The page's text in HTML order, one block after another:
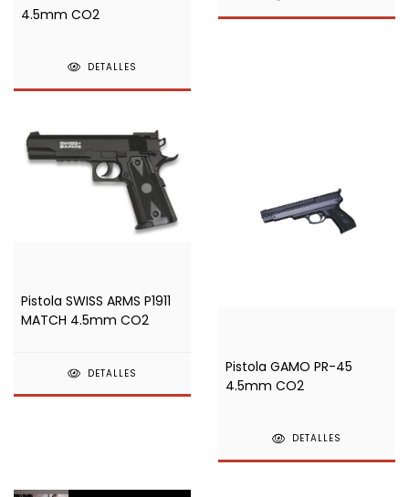
4.5mm CO2
DETALLES
Pistola SWISS ARMS P1911
MATCH 4.5mm CO2
DETALLES
Pistola GAMO PR-45
4.5mm CO2
DETALLES